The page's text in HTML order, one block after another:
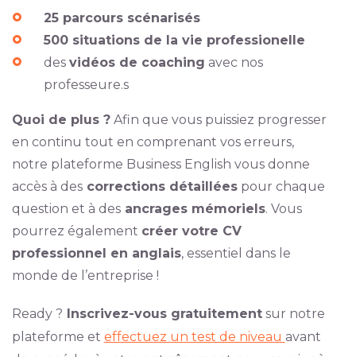
25 parcours scénarisés
500 situations de la vie professionelle
des vidéos de coaching avec nos
professeure.s
Quoi de plus ?Afin que vous puissiez progresser
en continu tout en comprenant vos erreurs,
notre plateforme Business English vous donne
accès à descorrections détailléespour chaque
question et à desancrages mémoriels. Vous
pourrez également créer votre CV
professionnel en anglais, essentiel dans le
monde de l’entreprise !
Ready ? Inscrivez-vous gratuitementsur notre
plateforme et effectuez un test de niveau avant